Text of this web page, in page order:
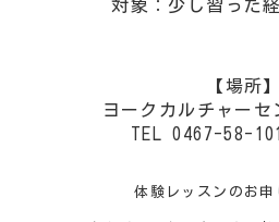
対象： 少し習った
【場所】
ヨークカルチャーセ
TEL 0467-58-
体験レッスンのお申